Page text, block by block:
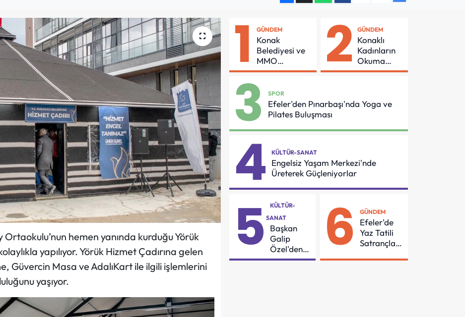
Ortaokulu’nun hemen yanında kurduğu Yörük
yapılıyor. Yörük Hizmet Çadırına gelen
Güvercin Masa ve AdalıKart ile ilgili işlemlerini
yaşıyor.
1 GÜNDEM
Konak
Belediyesi ve
MMO
Arasında
Güvenliği İçin
Önemli
Protokol
2 GÜNDEM
Konaklı
Kadınların
Okuma
Azmi Örnek
3 SPOR
Efeler'den Pınarbaşı'nda Yoga ve
Pilates Buluşması
4 KÜLTÜR-SANAT
Engelsiz Yaşam Merkezi'nde
Üreterek Güçleniyorlar
5
KÜLTÜR-
SANAT
Başkan
Galip
Özel'den
55
6 GÜNDEM
Efeler'de
Yaz Tatili
Satrançla